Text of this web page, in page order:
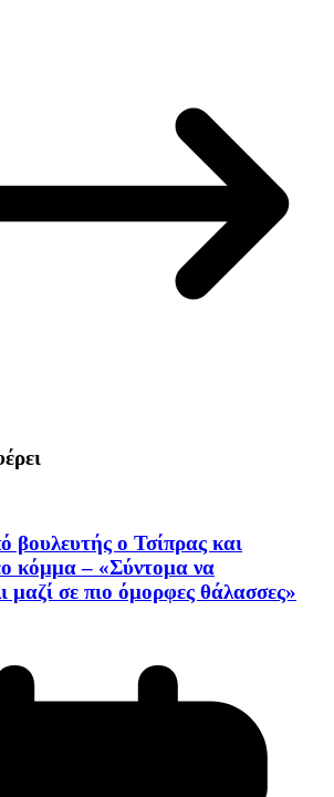
βουλευτής ο Τσίπρας και
κόμμα – «Σύντομα να
μαζί σε πιο όμορφες θάλασσες»